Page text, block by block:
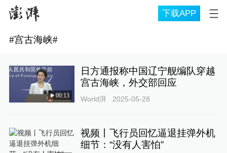
下载APP
#宫古海峡#
00:13
日方通报称中国辽宁舰编队穿越
宫古海峡，外交部回应
World湃 2025-05-28
视频丨飞行员回忆逼退挂弹外机
细节：“没有人害怕”